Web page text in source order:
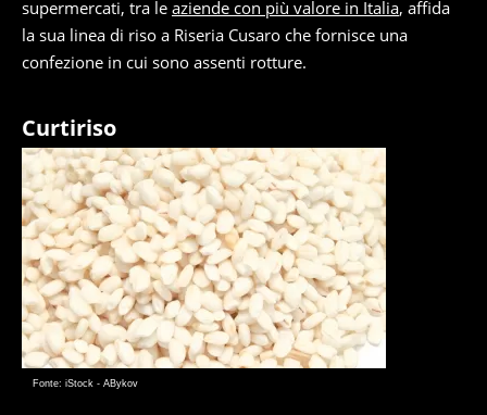
supermercati, tra le aziende con più valore in Italia, affida
la sua linea di riso a Riseria Cusaro che fornisce una
confezione in cui sono assenti rotture.
Curtiriso
Fonte: iStock - ABykov